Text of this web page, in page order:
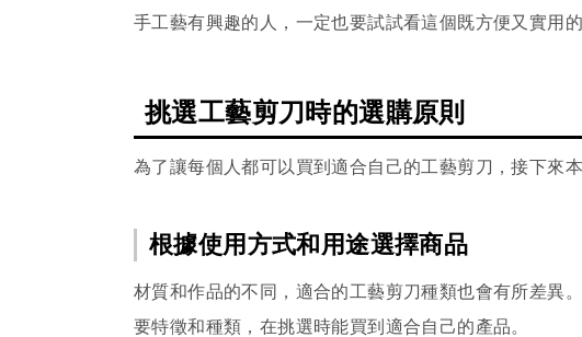
手工藝有興趣的人，一定也要試試看這個既方便又實用的
挑選工藝剪刀時的選購原則
為了讓每個人都可以買到適合自己的工藝剪刀，接下來
根據使用方式和用途選擇商品
材質和作品的不同，適合的工藝剪刀種類也會有所差異
要特徵和種類，在挑選時能買到適合自己的產品。